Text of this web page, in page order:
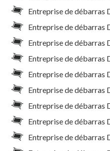
Entreprise de débarras
Entreprise de débarras
Entreprise de débarras
Entreprise de débarras
Entreprise de débarras
Entreprise de débarras
Entreprise de débarras
Entreprise de débarras
Entreprise de débarras